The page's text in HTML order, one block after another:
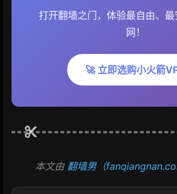
打开翻墙之门，体验最自由、
网！
🚀 立即选购小火箭
本文由 翻墙男（